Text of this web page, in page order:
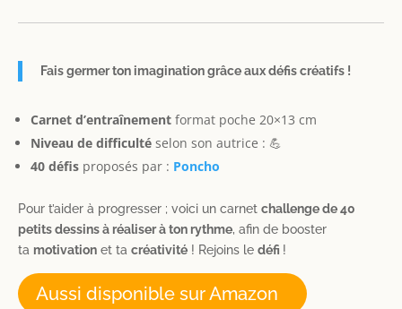
40
:
plantes
Fais germer ton imagination grâce aux défis créatifs !
Carnet d’entraînement format poche 20×13 cm
Niveau de difficulté selon son autrice : 💪
40 défis proposés par : Poncho
Pour t’aider à progresser ; voici un carnet challenge de 40
petits dessins à réaliser à ton rythme, afin de booster
ta motivation et ta créativité ! Rejoins le défi !
Aussi disponible sur Amazon